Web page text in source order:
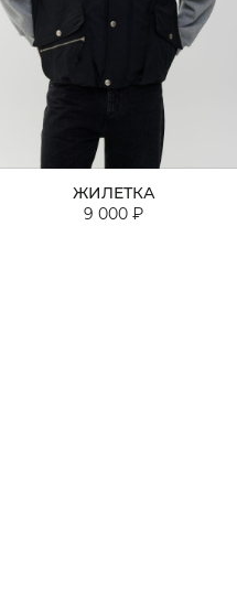
ЖИЛЕТКА
9 000 ₽